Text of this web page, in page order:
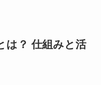
は？ 仕組みと活